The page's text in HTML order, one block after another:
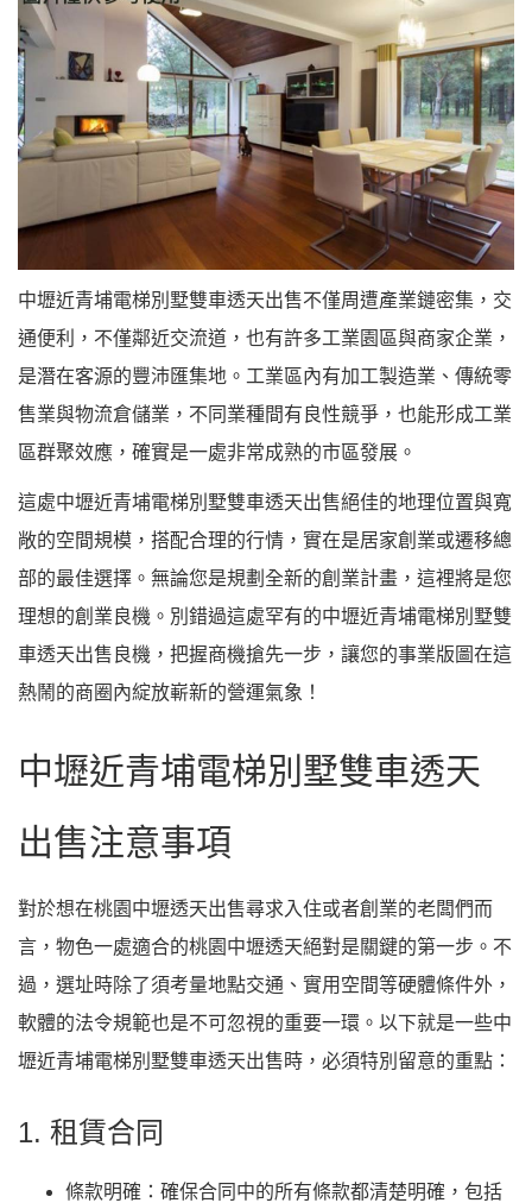
中壢近青埔電梯別墅雙車透天出售不僅周遭產業鏈密集，交
通便利，不僅鄰近交流道，也有許多工業園區與商家企業，
是潛在客源的豐沛匯集地。工業區內有加工製造業、傳統零
售業與物流倉儲業，不同業種間有良性競爭，也能形成工業
區群聚效應，確實是一處非常成熟的市區發展。
這處中壢近青埔電梯別墅雙車透天出售絕佳的地理位置與寬
敞的空間規模，搭配合理的行情，實在是居家創業或遷移總
部的最佳選擇。無論您是規劃全新的創業計畫，這裡將是您
理想的創業良機。別錯過這處罕有的中壢近青埔電梯別墅雙
車透天出售良機，把握商機搶先一步，讓您的事業版圖在這
熱鬧的商圈內綻放嶄新的營運氣象！
中壢近青埔電梯別墅雙車透天
出售注意事項
對於想在桃園中壢透天出售尋求入住或者創業的老闆們而
言，物色一處適合的桃園中壢透天絕對是關鍵的第一步。不
過，選址時除了須考量地點交通、實用空間等硬體條件外，
軟體的法令規範也是不可忽視的重要一環。以下就是一些中
壢近青埔電梯別墅雙車透天出售時，必須特別留意的重點：
1. 租賃合同
條款明確：確保合同中的所有條款都清楚明確，包括